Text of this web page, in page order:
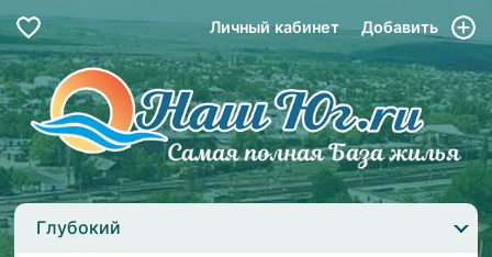
Личный кабинет Добавить
Глубокий